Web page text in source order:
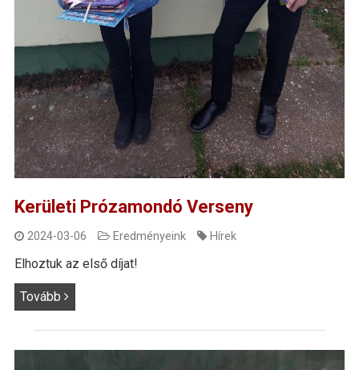
Kerületi Prózamondó Verseny
2024-03-06 Eredményeink Hírek
Elhoztuk az első díjat!
Tovább